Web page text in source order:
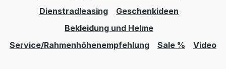
Dienstradleasing
Geschenkideen
Bekleidung und Helme
Service/Rahmenhöhenempfehlung
Sale % Video